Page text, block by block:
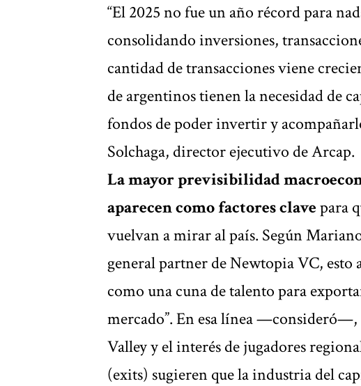
“El 2025 no fue un año récord para
consolidando inversiones,
cantidad de transacciones viene
de argentinos tienen la necesidad de
fondos de poder invertir y
Solchaga, director ejecutivo de Arcap.
La mayor previsibilidad
aparecen como factores clavepara
vuelvan a mirar al país. Según
general partner de Newtopia VC, esto
como una cuna de talento para
mercado”. En esa línea —consideró—,
Valley y el interés de jugadores
(exits) sugieren que la industria del